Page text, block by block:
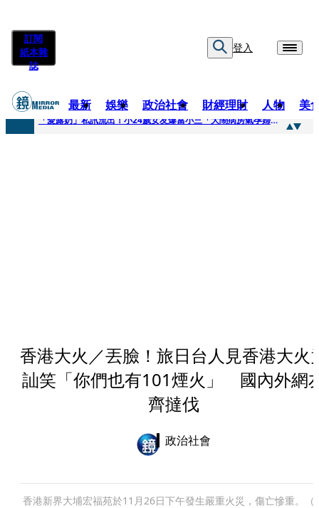
訂閱
紙本雜
誌
登入
最新 娛樂 政治社會 財經理財 人物 美
快訊
「愛露奶」私訊流出！小24歲女友爆當小三「大鬧病房氣孕婦」 姜厚任不忍回應了
香港大火／丟臉！旅日台人見香港大火
訕笑「你們也有101煙火」 國內外網
齊撻伐
政治社會
香港新界大埔宏福苑於11月26日下午發生嚴重火災，傷亡慘重。（